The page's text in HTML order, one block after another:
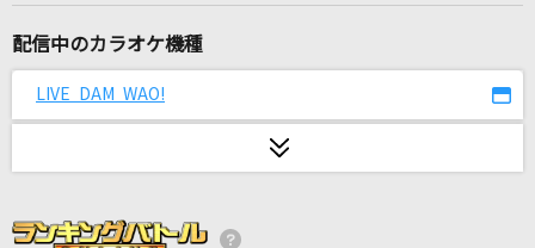
YOKAZE
三銃士
配信中のカラオケ機種
LIVE DAM WAO!